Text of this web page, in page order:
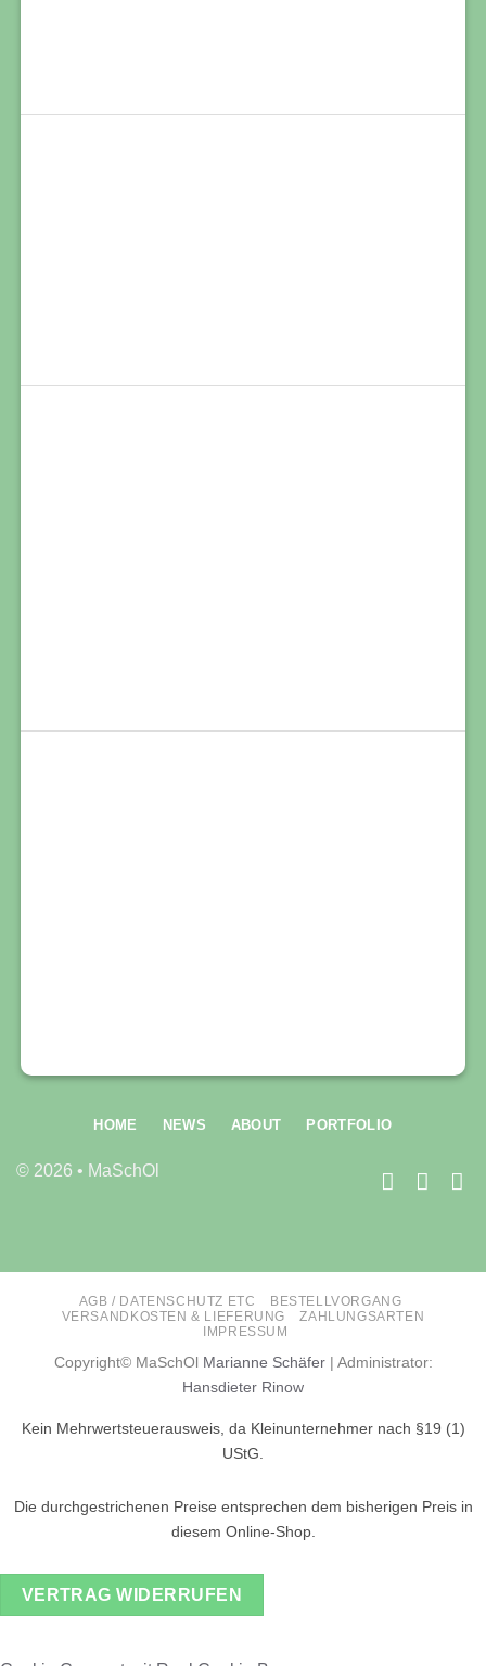
© 2026 • MaSchOl
HOME NEWS ABOUT PORTFOLIO
AGB / DATENSCHUTZ ETC
BESTELLVORGANG
VERSANDKOSTEN & LIEFERUNG
ZAHLUNGSARTEN
IMPRESSUM
Copyright© MaSchOl Marianne Schäfer| Administrator:
Hansdieter Rinow
Kein Mehrwertsteuerausweis, da Kleinunternehmer nach §19 (1)
UStG.
Die durchgestrichenen Preise entsprechen dem bisherigen Preis in
diesem Online-Shop.
VERTRAG WIDERRUFEN